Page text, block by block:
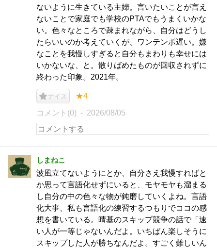
ないように生きている主婦。言いたいことが言え
ないことで家庭でも学校のPTAでもうまくいかな
い。色々なところで疎まれながら、自分はどうし
たらいいのか考えていくが、ワンテンポ遅い。嫌
なことを我慢しすぎると自分もまわりも幸せには
いかないな、と。散りばめたものが回収されずに
終わった印象。2021年。
ナイス ★4
コメント(0) 2026/08/05
しまねこ
波風立てないようにとか、自分さえ我慢すればと
か思って言語化せずにいると、モヤモヤも溜まる
し自分の中の色々な物が鈍磨していくよね。言語
化大事、私も言語化の練習するつもりでココの感
想を書いている。晴基のスキップ競争の話で「速
い人が一等じゃないんだよ。いちばん楽しそうに
スキップした人が勝ちなんだよ。すごく難しいん